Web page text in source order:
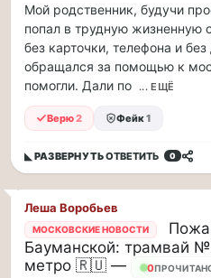
Москвичи,
привет!
Пока
мы
тут
в
столице
обсуждаем…
Москвичи,
привет!
Пока
мы
тут
Мой родственник, будучи
попал в трудную жизненную
без карточки, телефона и без
обращался за помощью к
помогли. Дали по ... ЕЩЁ
Верю2 Фейк1
◣ РАЗВЕРНУТЬОТВЕТИТЬ 0
Леша Воробьев
МОСКОВСКИЕ НОВОСТИ
Бауманской: трамвай
метро 🇷🇺 —
0